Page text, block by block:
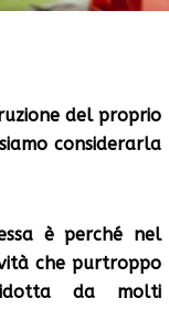
del proprio
considerarla
è perché nel
che purtroppo
da molti